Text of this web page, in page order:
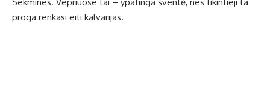
proga renkasi eiti kalvarijas.